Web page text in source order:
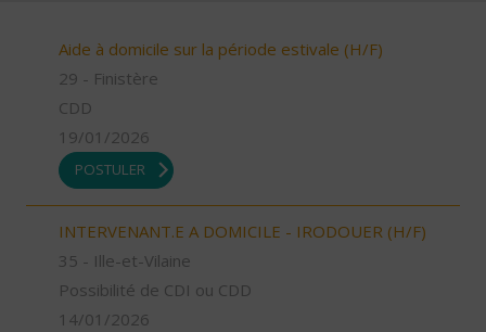
Aide à domicile sur la période estivale (H/F)
29 - Finistère
CDD
19/01/2026
POSTULER
INTERVENANT.E A DOMICILE - IRODOUER (H/F)
35 - Ille-et-Vilaine
Possibilité de CDI ou CDD
14/01/2026